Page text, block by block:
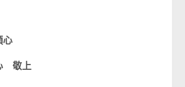
心
敬上